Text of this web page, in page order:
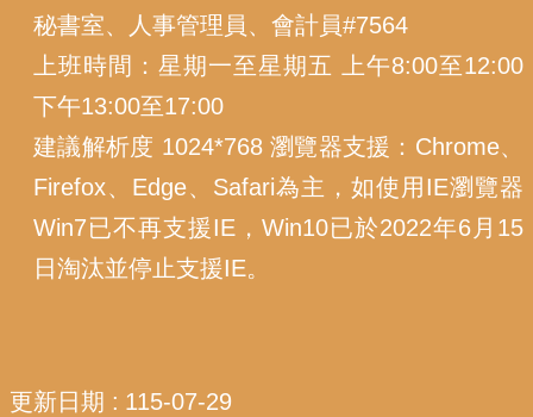
秘書室、人事管理員、會計員#7564
上班時間：星期一至星期五 上午8:00至12:00
下午13:00至17:00
建議解析度 1024*768 瀏覽器支援：Chrome、
Firefox、Edge、Safari為主，如使用IE瀏覽器
Win7已不再支援IE，Win10已於2022年6月15
日淘汰並停止支援IE。
更新日期 115-07-29